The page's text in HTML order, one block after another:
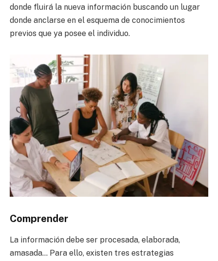
donde fluirá la nueva información buscando un lugar
donde anclarse en el esquema de conocimientos
previos que ya posee el individuo.
Comprender
La información debe ser procesada, elaborada,
amasada… Para ello, existen tres estrategias